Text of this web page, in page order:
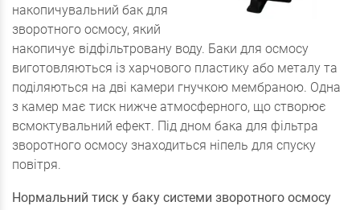
накопичувальний бак для
зворотного осмосу, який
накопичує відфільтровану воду. Баки для осмосу
виготовляються із харчового пластику або металу та
поділяються на дві камери гнучкою мембраною. Одна
з камер має тиск нижче атмосферного, що створює
всмоктувальний ефект. Під дном бака для фільтра
зворотного осмосу знаходиться ніпель для спуску
повітря.
Нормальний тиск у баку системи зворотного осмосу